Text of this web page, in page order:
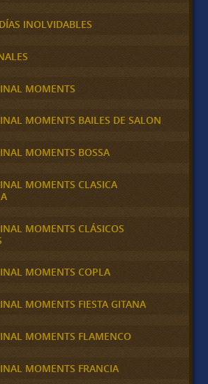
INOLVIDABLES
MOMENTS
MOMENTS BAILES DE SALON
MOMENTS BOSSA
MOMENTS CLASICA
MOMENTS CLÁSICOS
MOMENTS COPLA
MOMENTS FIESTA GITANA
MOMENTS FLAMENCO
MOMENTS FRANCIA